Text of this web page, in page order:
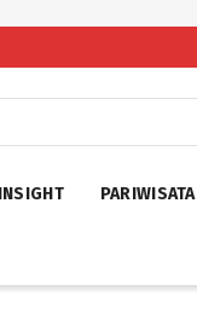
INSIGHT PARIWISATA